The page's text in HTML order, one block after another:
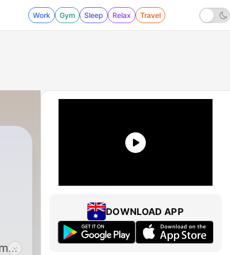
Work Gym Sleep Relax Travel
DOWNLOAD APP